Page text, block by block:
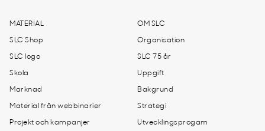
MATERIAL
SLC Shop
SLC logo
Skola
Marknad
Material från webbinarier
Projekt och kampanjer
OM SLC
Organisation
SLC 75 år
Uppgift
Bakgrund
Strategi
Utvecklingsprogam